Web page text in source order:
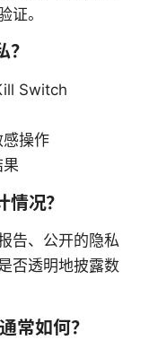
证。
Switch
操作
况？
告、公开的隐私
否透明地披露数
常如何？